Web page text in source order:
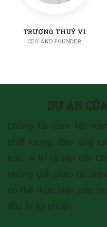
TRƯƠNG THUÝ VI
CEO AND FOUNDER
DỰ ÁN
Chúng tôi cam kết
chất lượng, đáp ứng
trúc, vị trí và tiện ích.
những giải pháp tài
có thể thực hiện ước
đầu tư lợi nhuận.